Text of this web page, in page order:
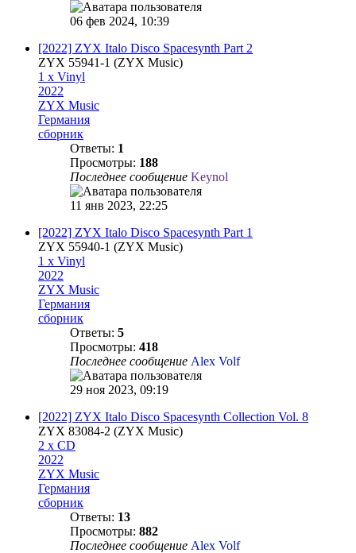
06 фев 2024, 10:39
[2022] ZYX Italo Disco Spacesynth Part 2
ZYX 55941-1 (ZYX Music)
1 x Vinyl
2022
ZYX Music
Германия
сборник
Ответы: 1
Просмотры: 188
Последнее сообщение Keynol
11 янв 2023, 22:25
[2022] ZYX Italo Disco Spacesynth Part 1
ZYX 55940-1 (ZYX Music)
1 x Vinyl
2022
ZYX Music
Германия
сборник
Ответы: 5
Просмотры: 418
Последнее сообщение Alex Volf
29 ноя 2023, 09:19
[2022] ZYX Italo Disco Spacesynth Collection Vol. 8
ZYX 83084-2 (ZYX Music)
2 x CD
2022
ZYX Music
Германия
сборник
Ответы: 13
Просмотры: 882
Последнее сообщение Alex Volf